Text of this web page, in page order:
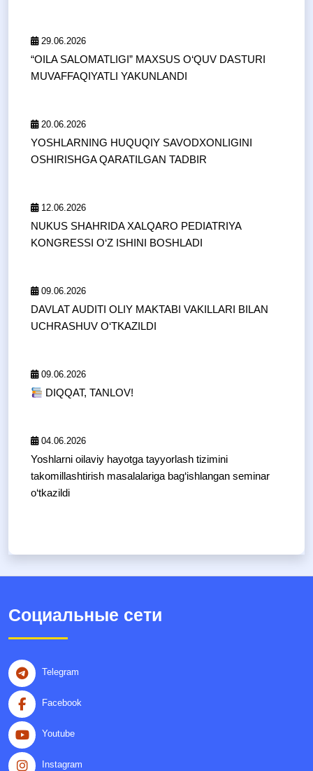
29.06.2026
“OILA SALOMATLIGI” MAXSUS O‘QUV DASTURI
MUVAFFAQIYATLI YAKUNLANDI
20.06.2026
YOSHLARNING HUQUQIY SAVODXONLIGINI
OSHIRISHGA QARATILGAN TADBIR
12.06.2026
NUKUS SHAHRIDA XALQARO PEDIATRIYA
KONGRESSI O‘Z ISHINI BOSHLADI
09.06.2026
DAVLAT AUDITI OLIY MAKTABI VAKILLARI BILAN
UCHRASHUV O‘TKAZILDI
09.06.2026
DIQQAT, TANLOV!
04.06.2026
Yoshlarni oilaviy hayotga tayyorlash tizimini
takomillashtirish masalalariga bag‘ishlangan seminar
o‘tkazildi
Социальные сети
Telegram
Facebook
Youtube
Instagram